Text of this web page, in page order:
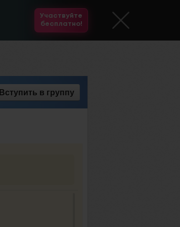
Участвуйте
бесплатно!
Вступить в группу